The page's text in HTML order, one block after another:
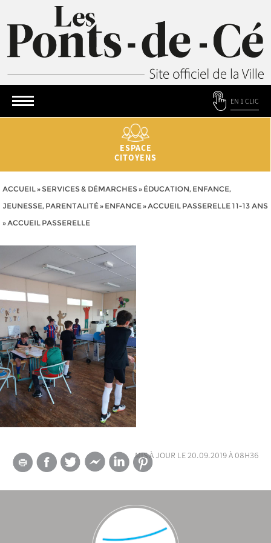
EN 1 CLIC
ESPACE
CITOYENS
ACCUEIL» SERVICES & DÉMARCHES» ÉDUCATION, ENFANCE,
JEUNESSE, PARENTALITÉ» ENFANCE»ACCUEIL PASSERELLE 11-13 ANS
»ACCUEIL PASSERELLE
mis à jour le 20.09.2019 à 08h36